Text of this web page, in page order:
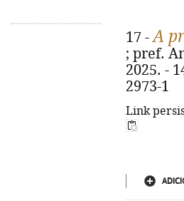
17 -A
; pref.
2025. -
2973-1
Link